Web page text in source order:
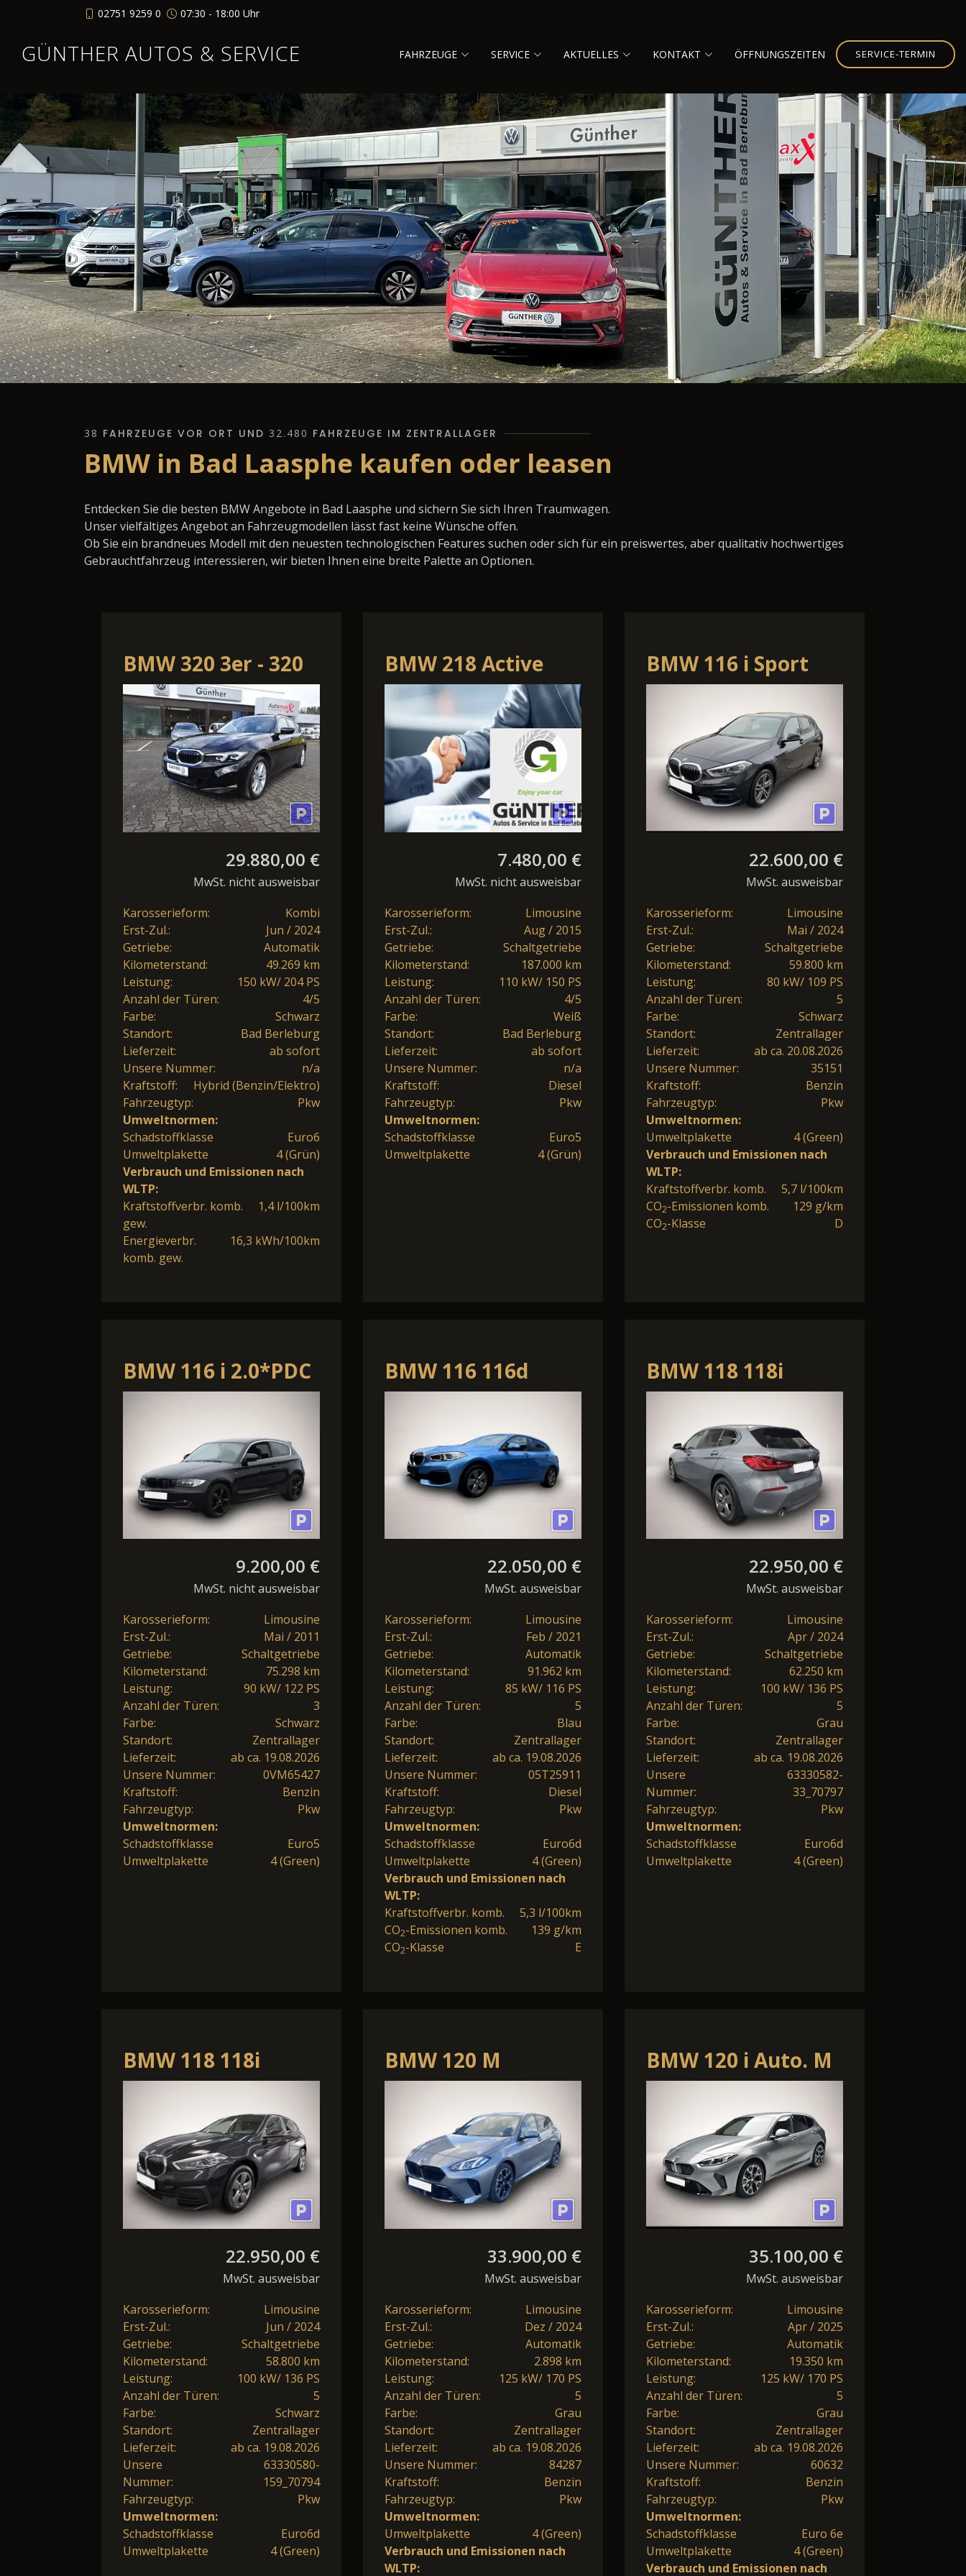
02751 9259 0 07:30 - 18:00 Uhr
GÜNTHER AUTOS & SERVICE FAHRZEUGE SERVICE AKTUELLES KONTAKT ÖFFNUNGSZEITEN SERVICE-TERMIN
38 FAHRZEUGE VOR ORT UND 32.480 FAHRZEUGE IM ZENTRALLAGER
BMW in Bad Laasphe kaufen oder leasen
Entdecken Sie die besten BMW Angebote in Bad Laasphe und sichern Sie sich Ihren Traumwagen.
Unser vielfältiges Angebot an Fahrzeugmodellen lässt fast keine Wünsche offen.
Ob Sie ein brandneues Modell mit den neuesten technologischen Features suchen oder sich für ein preiswertes, aber qualitativ hochwertiges
Gebrauchtfahrzeug interessieren, wir bieten Ihnen eine breite Palette an Optionen.
BMW 320 3er - 320
e-hybrid
Kombi*SHZ*LED*PDC*AUT
Klima
29.880,00 €
MwSt. nicht ausweisbar
Karosserieform:
Kombi
Erst-Zul.:
Jun / 2024
Getriebe:
Automatik
Kilometerstand:
49.269 km
Leistung:
150 kW/ 204 PS
Anzahl der Türen:
4/5
Farbe:
Schwarz
Standort:
Bad Berleburg
Lieferzeit:
ab sofort
Unsere Nummer:
n/a
Kraftstoff:
Hybrid (Benzin/Elektro)
Fahrzeugtyp:
Pkw
Umweltnormen:
Schadstoffklasse
Euro6
Umweltplakette
4 (Grün)
Verbrauch und Emissionen nach
WLTP:
Kraftstoffverbr. komb.
gew.
1,4 l/100km
Energieverbr.
komb. gew.
16,3 kWh/100km
BMW 218 Active
Tourer 2er - 218d
Sport Line Active
Tourer*AHK*Navi*Pan
7.480,00 €
MwSt. nicht ausweisbar
Karosserieform:
Limousine
Erst-Zul.:
Aug / 2015
Getriebe:
Schaltgetriebe
Kilometerstand:
187.000 km
Leistung:
110 kW/ 150 PS
Anzahl der Türen:
4/5
Farbe:
Weiß
Standort:
Bad Berleburg
Lieferzeit:
ab sofort
Unsere Nummer:
n/a
Kraftstoff:
Diesel
Fahrzeugtyp:
Pkw
Umweltnormen:
Schadstoffklasse
Euro5
Umweltplakette
4 (Grün)
BMW 116 i Sport
Line*Navi*DAB*
22.600,00 €
MwSt. ausweisbar
Karosserieform:
Limousine
Erst-Zul.:
Mai / 2024
Getriebe:
Schaltgetriebe
Kilometerstand:
59.800 km
Leistung:
80 kW/ 109 PS
Anzahl der Türen:
5
Farbe:
Schwarz
Standort:
Zentrallager
Lieferzeit:
ab ca. 20.08.2026
Unsere Nummer:
35151
Kraftstoff:
Benzin
Fahrzeugtyp:
Pkw
Umweltnormen:
Umweltplakette
4 (Green)
Verbrauch und Emissionen nach
WLTP:
Kraftstoffverbr. komb.
5,7 l/100km
CO2-Emissionen komb.
129 g/km
CO2-Klasse D
BMW 116 i 2.0*PDC
2Z-Klimaaut Sport-
Lkr/Auspuff 17*
9.200,00 €
MwSt. nicht ausweisbar
Karosserieform:
Limousine
Erst-Zul.:
Mai / 2011
Getriebe:
Schaltgetriebe
Kilometerstand:
75.298 km
Leistung:
90 kW/ 122 PS
Anzahl der Türen:
3
Farbe:
Schwarz
Standort:
Zentrallager
Lieferzeit:
ab ca. 19.08.2026
Unsere Nummer:
0VM65427
Kraftstoff:
Benzin
Fahrzeugtyp:
Pkw
Umweltnormen:
Schadstoffklasse
Euro5
Umweltplakette
4 (Green)
BMW 116 116d
Advantage *LED
Navi AHK Pano-SD
DAB Kamera*
22.050,00 €
MwSt. ausweisbar
Karosserieform:
Limousine
Erst-Zul.:
Feb / 2021
Getriebe:
Automatik
Kilometerstand:
91.962 km
Leistung:
85 kW/ 116 PS
Anzahl der Türen:
5
Farbe:
Blau
Standort:
Zentrallager
Lieferzeit:
ab ca. 19.08.2026
Unsere Nummer:
05T25911
Kraftstoff:
Diesel
Fahrzeugtyp:
Pkw
Umweltnormen:
Schadstoffklasse
Euro6d
Umweltplakette
4 (Green)
Verbrauch und Emissionen nach
WLTP:
Kraftstoffverbr. komb.
5,3 l/100km
CO2-Emissionen komb.
139 g/km
CO2-Klasse E
BMW 118 118i
Advantage LED SHZ
NAVI LHZ PDC
22.950,00 €
MwSt. ausweisbar
Karosserieform:
Limousine
Erst-Zul.:
Apr / 2024
Getriebe:
Schaltgetriebe
Kilometerstand:
62.250 km
Leistung:
100 kW/ 136 PS
Anzahl der Türen:
5
Farbe:
Grau
Standort:
Zentrallager
Lieferzeit:
ab ca. 19.08.2026
Unsere
Nummer:
63330582-
33_70797
Fahrzeugtyp:
Pkw
Umweltnormen:
Schadstoffklasse
Euro6d
Umweltplakette
4 (Green)
BMW 118 118i
Advantage PDC LED
SHZ LHZ NAVI
22.950,00 €
MwSt. ausweisbar
Karosserieform:
Limousine
Erst-Zul.:
Jun / 2024
Getriebe:
Schaltgetriebe
Kilometerstand:
58.800 km
Leistung:
100 kW/ 136 PS
Anzahl der Türen:
5
Farbe:
Schwarz
Standort:
Zentrallager
Lieferzeit:
ab ca. 19.08.2026
Unsere
Nummer:
63330580-
159_70794
Fahrzeugtyp:
Pkw
Umweltnormen:
Schadstoffklasse
Euro6d
Umweltplakette
4 (Green)
BMW 120 M
Sport*neues
Modell*Cockpit
Plus*Kamera*
33.900,00 €
MwSt. ausweisbar
Karosserieform:
Limousine
Erst-Zul.:
Dez / 2024
Getriebe:
Automatik
Kilometerstand:
2.898 km
Leistung:
125 kW/ 170 PS
Anzahl der Türen:
5
Farbe:
Grau
Standort:
Zentrallager
Lieferzeit:
ab ca. 19.08.2026
Unsere Nummer:
84287
Kraftstoff:
Benzin
Fahrzeugtyp:
Pkw
Umweltnormen:
Umweltplakette
4 (Green)
Verbrauch und Emissionen nach
WLTP:
BMW 120 i Auto. M
Sport Navi LED P-
Assist Winter Kam
35.100,00 €
MwSt. ausweisbar
Karosserieform:
Limousine
Erst-Zul.:
Apr / 2025
Getriebe:
Automatik
Kilometerstand:
19.350 km
Leistung:
125 kW/ 170 PS
Anzahl der Türen:
5
Farbe:
Grau
Standort:
Zentrallager
Lieferzeit:
ab ca. 19.08.2026
Unsere Nummer:
60632
Kraftstoff:
Benzin
Fahrzeugtyp:
Pkw
Umweltnormen:
Schadstoffklasse
Euro 6e
Umweltplakette
4 (Green)
Verbrauch und Emissionen nach